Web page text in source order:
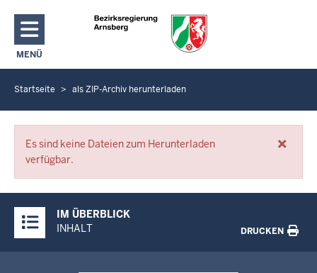
Direkt zum Inhalt
MENÜ
NAVIGATION AKTIVIEREN/DEAKTIVIEREN: HAUPTMENÜ
S
i
e
f
e
Startseite als ZIP-Archiv herunterladen
×
Fehlermeldungen
Es sind keine Dateien zum Herunterladen
verfügbar.
Inhalte
IM ÜBERBLICK
INHALT
DRUCKEN